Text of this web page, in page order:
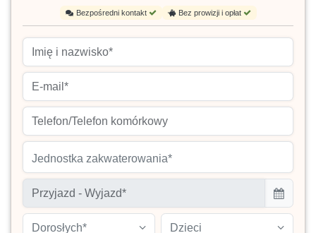
Bezpośredni kontakt Bez prowizji i opłat
Jednostka zakwaterowania*
Dorosłych* Dzieci